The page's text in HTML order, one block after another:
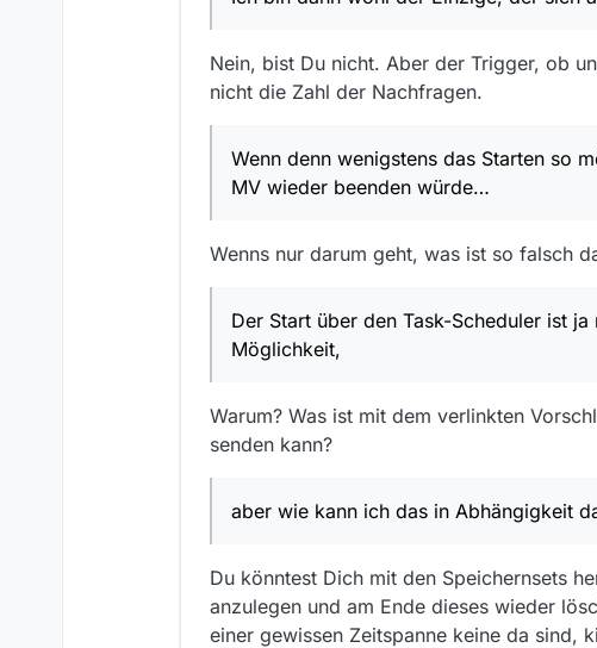
Nein, bist Du nicht. Aber der Trigger, ob
nicht die Zahl der Nachfragen.
Wenn denn wenigstens das Starten so
MV wieder beenden würde…
Wenns nur darum geht, was ist so falsch
Der Start über den Task-Scheduler ist
Möglichkeit,
Warum? Was ist mit dem verlinkten
senden kann?
aber wie kann ich das in Abhängigkeit
Du könntest Dich mit den Speichernsets
anzulegen und am Ende dieses wieder
einer gewissen Zeitspanne keine da sind,